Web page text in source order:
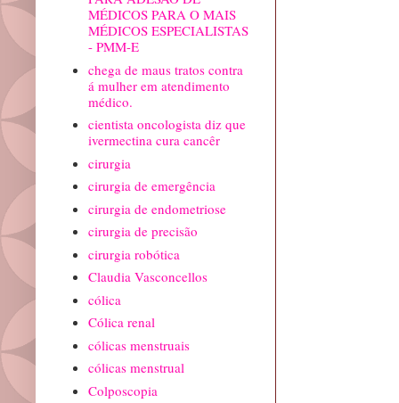
MÉDICOS PARA O MAIS
MÉDICOS ESPECIALISTAS
- PMM-E
chega de maus tratos contra
á mulher em atendimento
médico.
cientista oncologista diz que
ivermectina cura cancêr
cirurgia
cirurgia de emergência
cirurgia de endometriose
cirurgia de precisão
cirurgia robótica
Claudia Vasconcellos
cólica
Cólica renal
cólicas menstruais
cólicas menstrual
Colposcopia